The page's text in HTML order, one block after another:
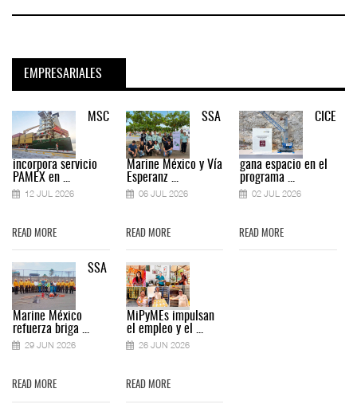
EMPRESARIALES
MSC
incorpora servicio
PAMEX en ...
12 JUL 2026
READ MORE
SSA
Marine México
refuerza briga ...
29 JUN 2026
READ MORE
SSA
Marine México y Vía
Esperanz ...
06 JUL 2026
READ MORE
MiPyMEs impulsan
el empleo y el ...
26 JUN 2026
READ MORE
CICE
gana espacio en el
programa ...
02 JUL 2026
READ MORE